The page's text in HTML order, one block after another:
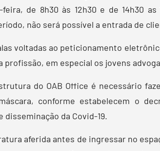
de 8h30 às 12h30 e de 14h30
não será possível a entrada de
voltadas ao peticionamento
em especial os jovens
do OAB Office é necessário
conforme estabelecem o
disseminação da Covid-19.
aferida antes de ingressar no